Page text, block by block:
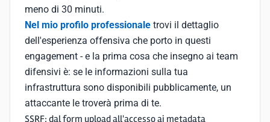
meno di 30 minuti.
Nel mio profilo professionale trovi il dettaglio
dell'esperienza offensiva che porto in questi
engagement - e la prima cosa che insegno ai team
difensivi è: se le informazioni sulla tua
infrastruttura sono disponibili pubblicamente, un
attaccante le troverà prima di te.
SSRF: dal form upload all'accesso ai metadata